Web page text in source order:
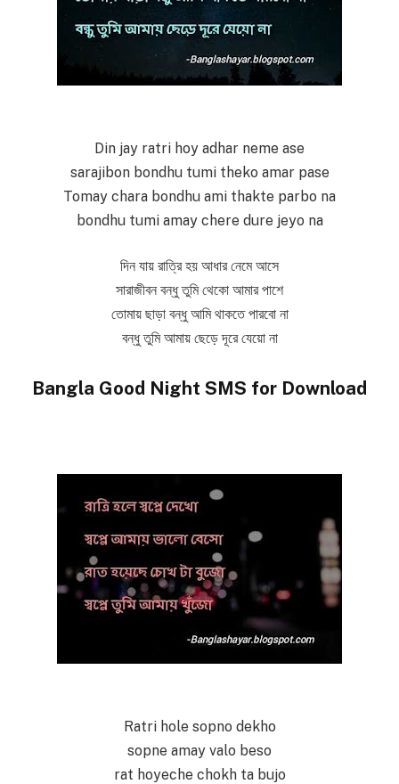
Din jay ratri hoy adhar neme ase
sarajibon bondhu tumi theko amar pase
Tomay chara bondhu ami thakte parbo na
bondhu tumi amay chere dure jeyo na
দিন যায় রাত্রি হয় আধার নেমে আসে
সারাজীবন বন্ধু তুমি থেকো আমার পাশে
তোমায় ছাড়া বন্ধু আমি থাকতে পারবো না
বন্ধু তুমি আমায় ছেড়ে দূরে যেয়ো না
Bangla Good Night SMS for Download
Ratri hole sopno dekho
sopne amay valo beso
rat hoyeche chokh ta bujo